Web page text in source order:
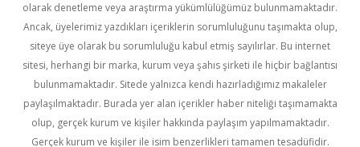
olarak denetleme veya araştırma yükümlülüğümüz bulunmamaktadır.
Ancak, üyelerimiz yazdıkları içeriklerin sorumluluğunu taşımakta olup,
siteye üye olarak bu sorumluluğu kabul etmiş sayılırlar. Bu internet
sitesi, herhangi bir marka, kurum veya şahıs şirketi ile hiçbir bağlantısı
bulunmamaktadır. Sitede yalnızca kendi hazırladığımız makaleler
paylaşılmaktadır. Burada yer alan içerikler haber niteliği taşımamakta
olup, gerçek kurum ve kişiler hakkında paylaşım yapılmamaktadır.
Gerçek kurum ve kişiler ile isim benzerlikleri tamamen tesadüfidir.